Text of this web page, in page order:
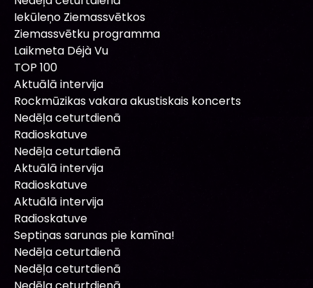
Iekūleņo Ziemassvētkos
Ziemassvētku programma
Laikmeta Déjà Vu
TOP 100
Aktuālā intervija
Rockmūzikas vakara akustiskais koncerts
Nedēļa ceturtdienā
Radioskatuve
Nedēļa ceturtdienā
Aktuālā intervija
Radioskatuve
Aktuālā intervija
Radioskatuve
Septiņas sarunas pie kamīna!
Nedēļa ceturtdienā
Nedēļa ceturtdienā